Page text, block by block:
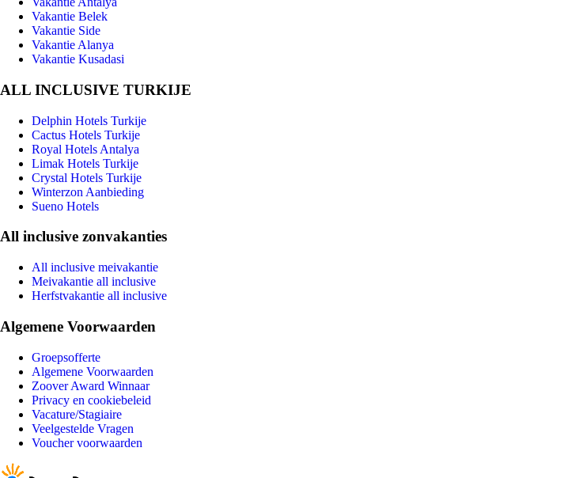
Vakantie Belek
Vakantie Side
Vakantie Alanya
Vakantie Kusadasi
ALL INCLUSIVE TURKIJE
Delphin Hotels Turkije
Cactus Hotels Turkije
Royal Hotels Antalya
Limak Hotels Turkije
Crystal Hotels Turkije
Winterzon Aanbieding
Sueno Hotels
All inclusive zonvakanties
All inclusive meivakantie
Meivakantie all inclusive
Herfstvakantie all inclusive
Algemene Voorwaarden
Groepsofferte
Algemene Voorwaarden
Zoover Award Winnaar
Privacy en cookiebeleid
Vacature/Stagiaire
Veelgestelde Vragen
Voucher voorwaarden